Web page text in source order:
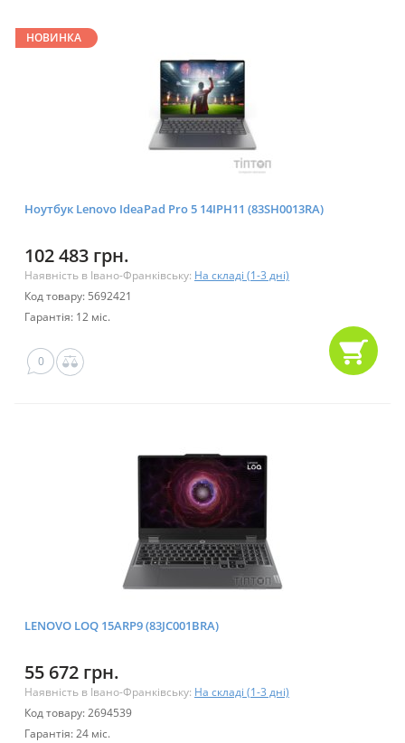
НОВИНКА
Ноутбук Lenovo IdeaPad Pro 5 14IPH11 (83SH0013RA)
102 483 грн.
Наявність в Івано-Франківську: На складі (1-3 дні)
Код товару: 5692421
Гарантія: 12 міс.
0
LENOVO LOQ 15ARP9 (83JC001BRA)
55 672 грн.
Наявність в Івано-Франківську: На складі (1-3 дні)
Код товару: 2694539
Гарантія: 24 міс.